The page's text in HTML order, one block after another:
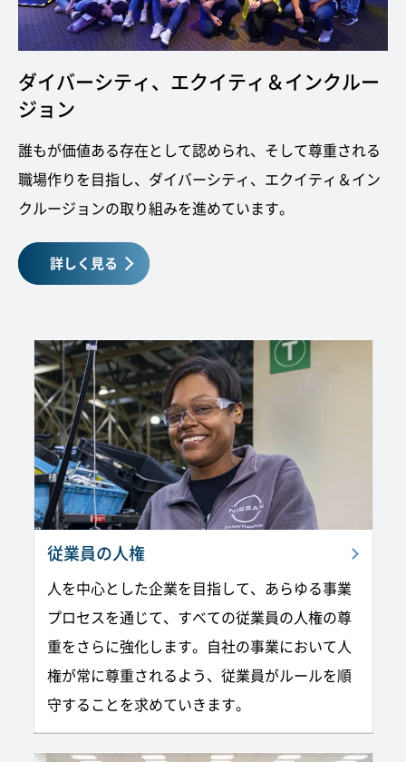
ダイバーシティ、エクイティ＆インクルー
ジョン
誰もが価値ある存在として認められ、そして尊重される
職場作りを目指し、ダイバーシティ、エクイティ＆イン
クルージョンの取り組みを進めています。
詳しく見る
従業員の人権
人を中心とした企業を目指して、あらゆる事業
プロセスを通じて、すべての従業員の人権の尊
重をさらに強化します。自社の事業において人
権が常に尊重されるよう、従業員がルールを順
守することを求めていきます。